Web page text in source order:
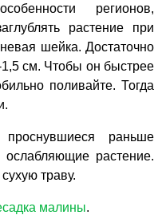
регионов,
растение при
шейка. Достаточно
1,5 см. Чтобы он быстрее
поливайте. Тогда
раньше
ослабляющие растение.
траву.
малины.